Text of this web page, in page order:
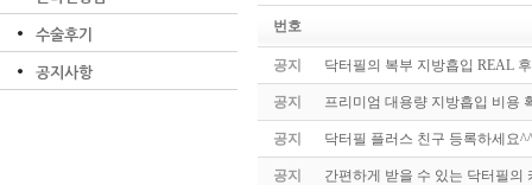
수술후기
공지사항
번호
공지 닥터필의 복부 지방흡입 REAL
공지 프리미엄 대용량 지방흡입 비용
공지 닥터필 플러스 친구 등록하세요
공지 간편하게 받을 수 있는 닥터필